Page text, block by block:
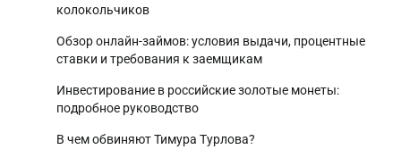
колокольчиков
Обзор онлайн-займов: условия выдачи, процентные
ставки и требования к заемщикам
Инвестирование в российские золотые монеты:
подробное руководство
В чем обвиняют Тимура Турлова?